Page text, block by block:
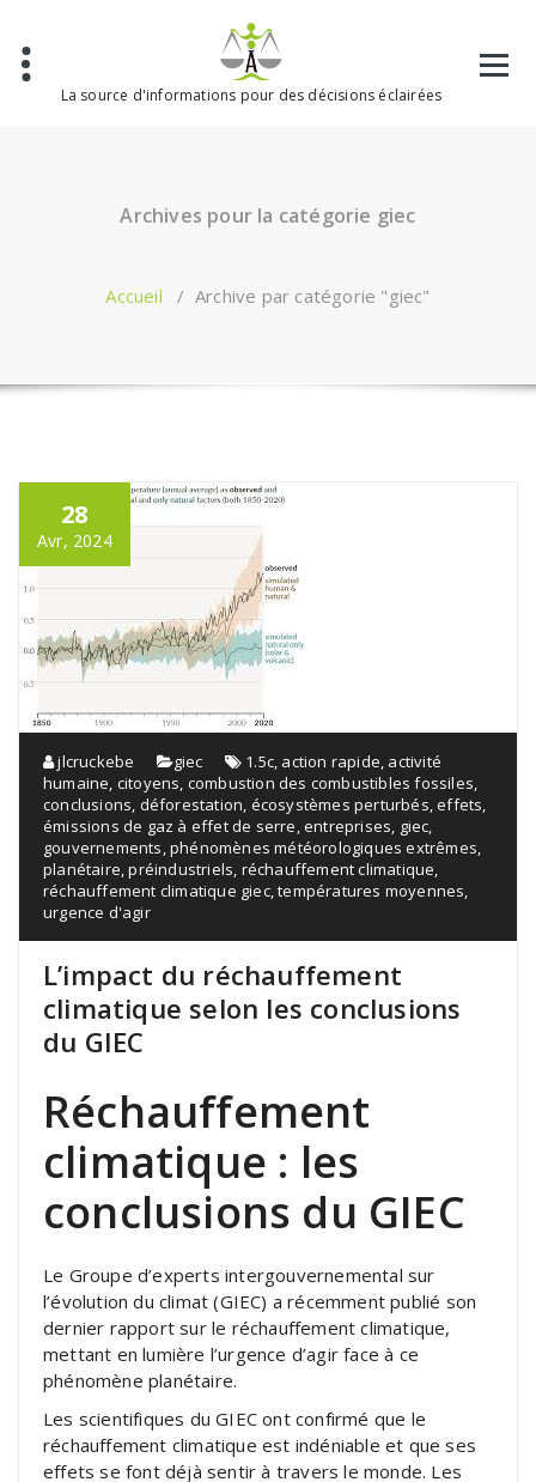
contenu
La source d'informations pour des décisions éclairées
Archives pour la catégorie giec
Accueil / Archive par catégorie "giec"
28
Avr, 2024
jlcruckebe giec 1.5c action rapide activité
humaine citoyens combustion des combustibles fossiles
conclusions déforestation écosystèmes perturbés ,effets
émissions de gaz à effet de serre ,entreprises giec
gouvernements ,phénomènes météorologiques extrêmes
planétaire ,préindustriels réchauffement climatique
réchauffement climatique giec,températures moyennes
urgence d'agir
L’impact du réchauffement
climatique selon les conclusions
du GIEC
Réchauffement
climatique : les
conclusions du GIEC
Le Groupe d’experts intergouvernemental sur
l’évolution du climat (GIEC) a récemment publié son
dernier rapport sur le réchauffement climatique,
mettant en lumière l’urgence d’agir face à ce
phénomène planétaire.
Les scientifiques du GIEC ont confirmé que le
réchauffement climatique est indéniable et que ses
effets se font déjà sentir à travers le monde. Les